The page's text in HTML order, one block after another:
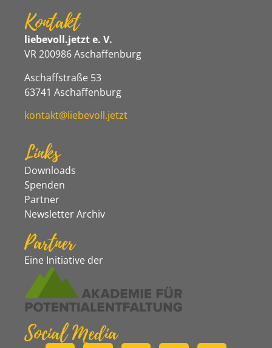
Kontakt
liebevoll.jetzt e. V.
VR 200986 Aschaffenburg
Aschaffstraße 53
63741 Aschaffenburg
kontakt@liebevoll.jetzt
Links
Downloads
Spenden
Partner
Newsletter Archiv
Partner
Eine Initiative der
Social Media